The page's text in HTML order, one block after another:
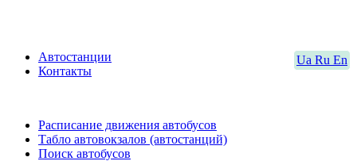
Ua Ru En
Автостанции
Контакты
Расписание движения автобусов
Табло автовокзалов (автостанций)
Поиск автобусов